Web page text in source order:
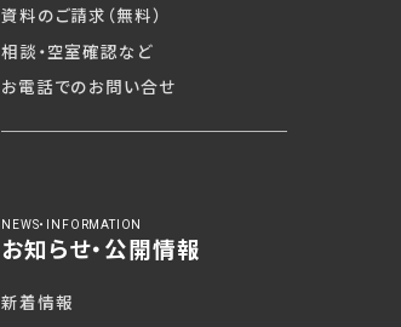
資料のご請求（無料）
相談・空室確認など
お電話でのお問い合せ
NEWS・INFORMATION
お知らせ・公開情報
新着情報